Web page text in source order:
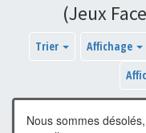
(Jeux
Trier Affichage
Nous sommes